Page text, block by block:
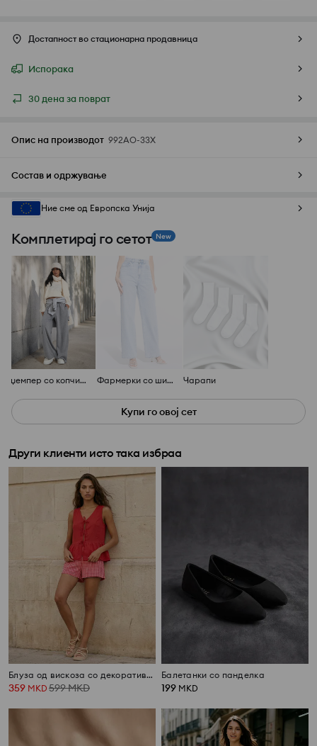
Достапност во стационарна продавница
Испорака
30 дена за поврат
Опис на производот 992AO-33X
Состав и одржување
Ние сме од Европска Унија
Комплетирај го сетот New
џемпер со копчиња Фармерки со широка ногавица Чарапи
Купи го овој сет
Други клиенти исто така избраа
Блуза од вискоза со декоративни врзувања
359 MKD 599MKD
Балетанки со панделка
199 MKD